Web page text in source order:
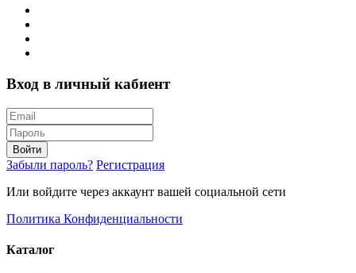
Вход в личный кабиент
Войти
Забыли пароль? Регистрация
Или войдите через аккаунт вашей социальной сети
Политика Конфиденциальности
Каталог